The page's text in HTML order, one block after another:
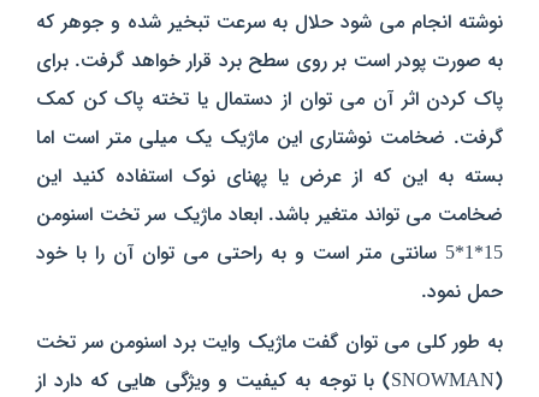
نوشته انجام می شود حلال به سرعت تبخیر شده و جوهر که
به صورت پودر است بر روی سطح برد قرار خواهد گرفت. برای
پاک کردن اثر آن می توان از دستمال یا تخته پاک کن کمک
گرفت. ضخامت نوشتاری این ماژیک یک میلی متر است اما
بسته به این که از عرض یا پهنای نوک استفاده کنید این
ضخامت می تواند متغیر باشد. ابعاد ماژیک سر تخت اسنومن
15*1*5 سانتی متر است و به راحتی می توان آن را با خود
حمل نمود.
به طور کلی می توان گفت ماژیک وایت برد اسنومن سر تخت
(SNOWMAN) با توجه به کیفیت و ویژگی هایی که دارد از